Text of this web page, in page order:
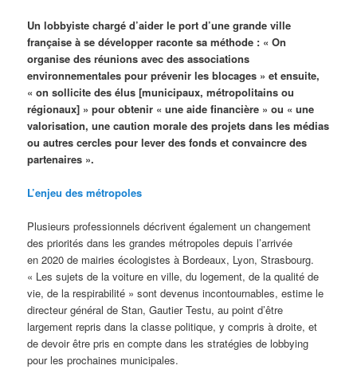
Un lobbyiste chargé d’aider le port d’une grande ville
française à se développer raconte sa méthode : « On
organise des réunions avec des associations
environnementales pour prévenir les blocages » et ensuite,
« on sollicite des élus [municipaux, métropolitains ou
régionaux] » pour obtenir « une aide financière » ou « une
valorisation, une caution morale des projets dans les médias
ou autres cercles pour lever des fonds et convaincre des
partenaires ».
L’enjeu des métropoles
Plusieurs professionnels décrivent également un changement
des priorités dans les grandes métropoles depuis l’arrivée
en 2020 de mairies écologistes à Bordeaux, Lyon, Strasbourg.
« Les sujets de la voiture en ville, du logement, de la qualité de
vie, de la respirabilité » sont devenus incontournables, estime le
directeur général de Stan, Gautier Testu, au point d’être
largement repris dans la classe politique, y compris à droite, et
de devoir être pris en compte dans les stratégies de lobbying
pour les prochaines municipales.